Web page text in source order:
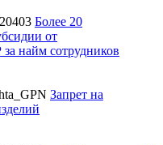
Более 20
от
найм сотрудников
Запрет на